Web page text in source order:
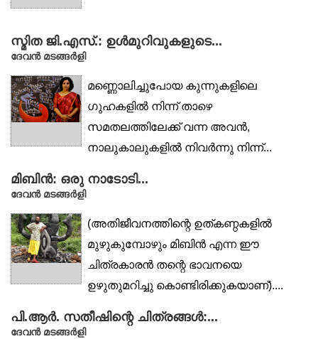
സ്മിത ജി.എസ്.: ഉൾമുറിവുകളുടെ...
ദേവൻ മടങ്ങർളി
മണ്ണൊലിച്ചുപോയ കുന്നുകളിലെ
ഗുഹകളിൽ നിന്ന് താഴെ
സമതലത്തിലേക്ക് വന്ന അവൻ,
നാലുകാലുകളിൽ നിവർന്നു നിന്ന്...
മിബിൻ: ഒരു നാടോടി...
ദേവൻ മടങ്ങർളി
(അതിജീവനത്തിന്റെ ഉത്കണ്ഠകളിൽ
മുഴുകുമ്പോഴും മിബിൻ എന്ന ഈ
ചിത്രകാരൻ തന്റെ ഭാവനയെ
ഉഴുതുമറിച്ചു കൊണ്ടിരിക്കുകയാണ്)....
പി.ആർ. സതീഷിന്റെ ചിത്രങ്ങൾ:...
ദേവൻ മടങ്ങർളി